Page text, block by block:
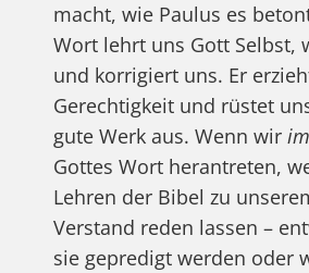
macht, wie Paulus es
Wort lehrt uns Gott Selbst,
und korrigiert uns. Er
Gerechtigkeit und rüstet
gute Werk aus. Wenn wir
Gottes Wort herantreten,
Lehren der Bibel zu
Verstand reden lassen –
sie gepredigt werden oder